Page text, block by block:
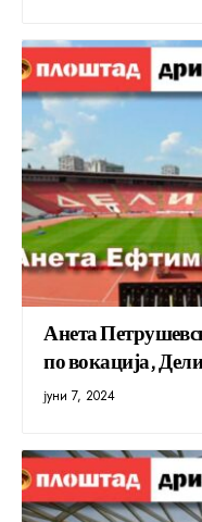
Анета
по вокација,
јуни 7, 2024